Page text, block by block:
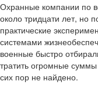
Охранные компании по
около тридцати лет, но
практические
системами
военные быстро
тратить огромные
сих пор не найдено.